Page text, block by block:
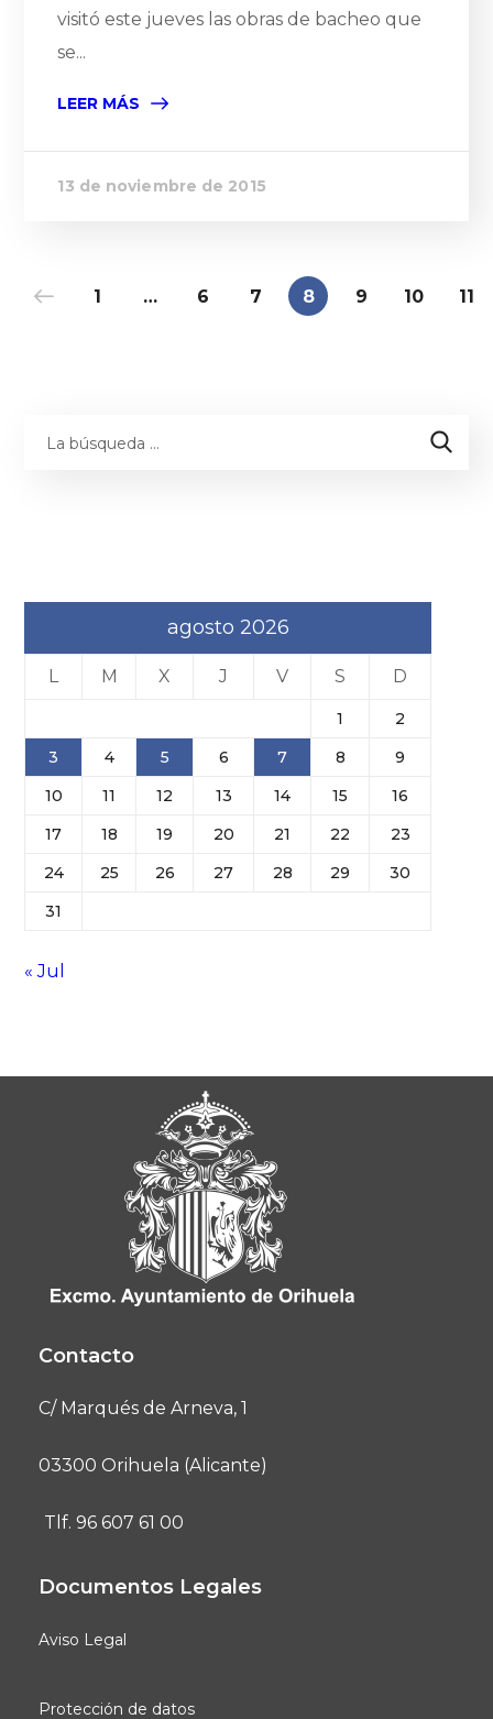
visitó este jueves las obras de bacheo que
se...
LEER MÁS
13 de noviembre de 2015
1 … 6 7 8 9 10 11
agosto 2026
L M X J V S D
1
2
3
4 5 6 7 8
9
10
11 12 13 14 15
16
17
18 19 20 21 22
23
24
25 26 27 28 29
30
31
« Jul
Contacto
C/ Marqués de Arneva, 1
03300 Orihuela (Alicante)
Tlf. 96 607 61 00
Documentos Legales
Aviso Legal
Protección de datos